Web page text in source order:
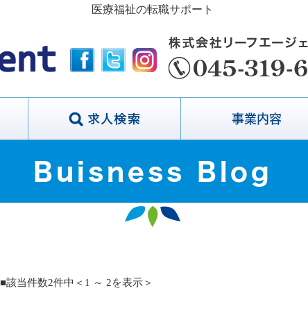
医療福祉の転職サポート
事業内容
Buisness Blog
■該当件数2件中＜1 ～ 2を表示＞